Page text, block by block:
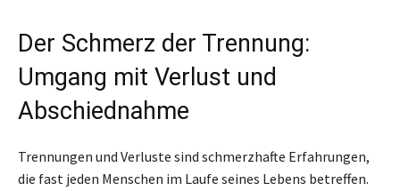
Der Schmerz der Trennung:
Umgang mit Verlust und
Abschiednahme
Trennungen und Verluste sind schmerzhafte Erfahrungen,
die fast jeden Menschen im Laufe seines Lebens betreffen.